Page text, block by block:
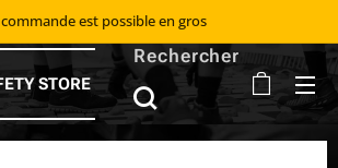
est possible en gros 📦
STORE
Rechercher